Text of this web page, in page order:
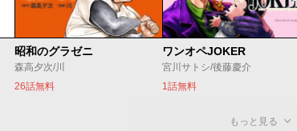
昭和のグラゼニ
森高夕次/川
26話無料
ワンオペJOKER
宮川サトシ/後藤慶介
1話無料
もっと見る